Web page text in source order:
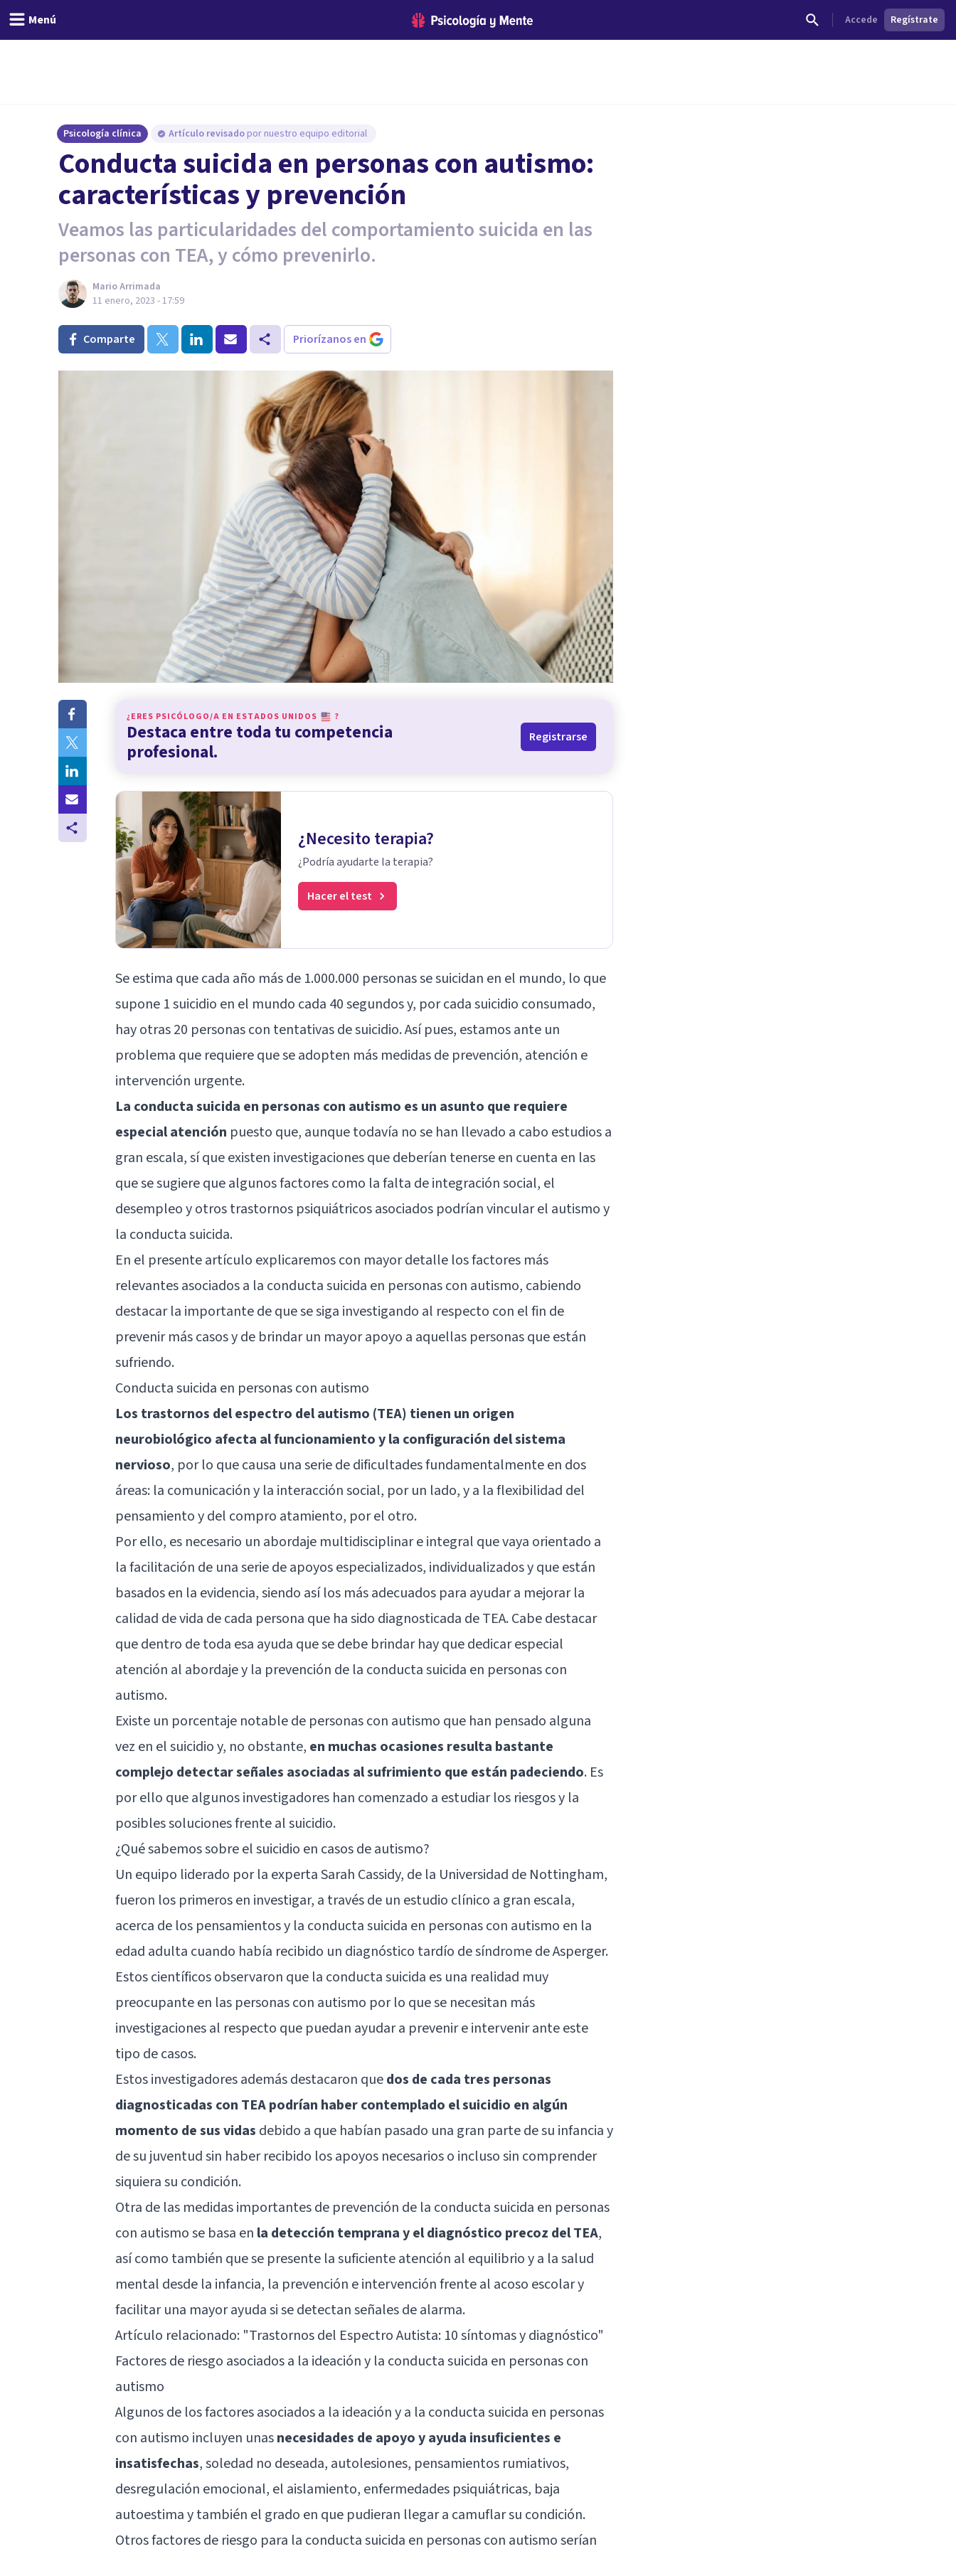
Menú Accede Regístrate
Psicología clínica Artículo revisado por nuestro equipo editorial
Conducta suicida en personas con autismo:
características y prevención
Veamos las particularidades del comportamiento suicida en las
personas con TEA, y cómo prevenirlo.
Mario Arrimada
11 enero, 2023 - 17:59
Comparte Priorízanos en
¿ERES PSICÓLOGO/A EN ESTADOS UNIDOS ?
Destaca entre toda tu competencia
profesional.
Registrarse
¿Necesito terapia?
¿Podría ayudarte la terapia?
Hacer el test
Se estima que cada año más de 1.000.000 personas se suicidan en el mundo, lo que
supone 1 suicidio en el mundo cada 40 segundos y, por cada suicidio consumado,
hay otras 20 personas con tentativas de suicidio. Así pues, estamos ante un
problema que requiere que se adopten más medidas de prevención, atención e
intervención urgente.
La conducta suicida en personas con autismo es un asunto que requiere
especial atención puesto que, aunque todavía no se han llevado a cabo estudios a
gran escala, sí que existen investigaciones que deberían tenerse en cuenta en las
que se sugiere que algunos factores como la falta de integración social, el
desempleo y otros trastornos psiquiátricos asociados podrían vincular el autismo y
la conducta suicida.
En el presente artículo explicaremos con mayor detalle los factores más
relevantes asociados a la conducta suicida en personas con autismo, cabiendo
destacar la importante de que se siga investigando al respecto con el fin de
prevenir más casos y de brindar un mayor apoyo a aquellas personas que están
sufriendo.
Conducta suicida en personas con autismo
Los trastornos del espectro del autismo (TEA) tienen un origen
neurobiológico afecta al funcionamiento y la configuración del sistema
nervioso, por lo que causa una serie de dificultades fundamentalmente en dos
áreas: la comunicación y la interacción social, por un lado, y a la flexibilidad del
pensamiento y del compro atamiento, por el otro.
Por ello, es necesario un abordaje multidisciplinar e integral que vaya orientado a
la facilitación de una serie de apoyos especializados, individualizados y que están
basados en la evidencia, siendo así los más adecuados para ayudar a mejorar la
calidad de vida de cada persona que ha sido diagnosticada de TEA. Cabe destacar
que dentro de toda esa ayuda que se debe brindar hay que dedicar especial
atención al abordaje y la prevención de la conducta suicida en personas con
autismo.
Existe un porcentaje notable de personas con autismo que han pensado alguna
vez en el suicidio y, no obstante, en muchas ocasiones resulta bastante
complejo detectar señales asociadas al sufrimiento que están padeciendo. Es
por ello que algunos investigadores han comenzado a estudiar los riesgos y la
posibles soluciones frente al suicidio.
¿Qué sabemos sobre el suicidio en casos de autismo?
Un equipo liderado por la experta Sarah Cassidy, de la Universidad de Nottingham,
fueron los primeros en investigar, a través de un estudio clínico a gran escala,
acerca de los pensamientos y la conducta suicida en personas con autismo en la
edad adulta cuando había recibido un diagnóstico tardío de síndrome de Asperger.
Estos científicos observaron que la conducta suicida es una realidad muy
preocupante en las personas con autismo por lo que se necesitan más
investigaciones al respecto que puedan ayudar a prevenir e intervenir ante este
tipo de casos.
Estos investigadores además destacaron quedos de cada tres personas
diagnosticadas con TEA podrían haber contemplado el suicidio en algún
momento de sus vidas debido a que habían pasado una gran parte de su infancia y
de su juventud sin haber recibido los apoyos necesarios o incluso sin comprender
siquiera su condición.
Otra de las medidas importantes de prevención de la conducta suicida en personas
con autismo se basa en la detección temprana y el diagnóstico precoz del TEA,
así como también que se presente la suficiente atención al equilibrio y a la salud
mental desde la infancia, la prevención e intervención frente al acoso escolar y
facilitar una mayor ayuda si se detectan señales de alarma.
Artículo relacionado: "Trastornos del Espectro Autista: 10 síntomas y diagnóstico"
Factores de riesgo asociados a la ideación y la conducta suicida en personas con
autismo
Algunos de los factores asociados a la ideación y a la conducta suicida en personas
con autismo incluyen unasnecesidades de apoyo y ayuda insuficientes e
insatisfechas,soledad no deseada, autolesiones, pensamientos rumiativos,
desregulación emocional, el aislamiento, enfermedades psiquiátricas, baja
autoestima y también el grado en que pudieran llegar a camuflar su condición.
Otros factores de riesgo para la conducta suicida en personas con autismo serían